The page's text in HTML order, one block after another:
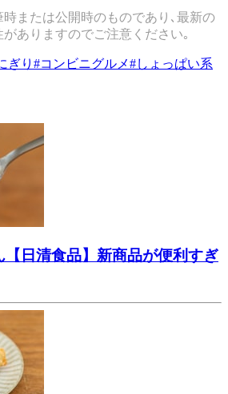
または公開時のものであり､最新の
ありますのでご注意ください｡
ぎり #コンビニグルメ#しょっぱい系
【日清食品】新商品が便利すぎ